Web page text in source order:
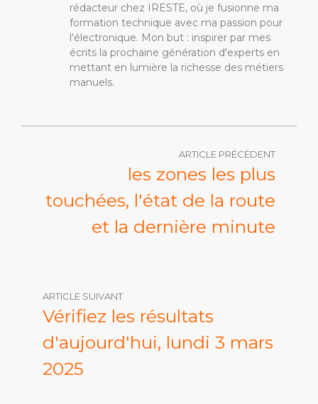
rédacteur chez IRESTE, où je fusionne ma
formation technique avec ma passion pour
l'électronique. Mon but : inspirer par mes
écrits la prochaine génération d'experts en
mettant en lumière la richesse des métiers
manuels.
ARTICLE PRÉCÉDENT
les zones les plus
touchées, l'état de la route
et la dernière minute
ARTICLE SUIVANT
Vérifiez les résultats
d'aujourd'hui, lundi 3 mars
2025